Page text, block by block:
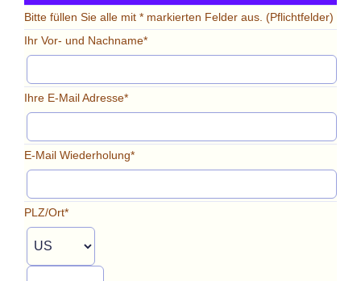
Bitte füllen Sie alle mit * markierten Felder aus. (Pflichtfelder)
Ihr Vor- und Nachname*
Ihre E-Mail Adresse*
E-Mail Wiederholung*
PLZ/Ort*